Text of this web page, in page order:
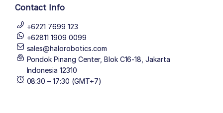
Contact Info
+6221 7699 123
+62811 1909 0099
sales@halorobotics.com
Pondok Pinang Center, Blok C16-18, Jakarta
Indonesia 12310
08:30 – 17:30 (GMT+7)